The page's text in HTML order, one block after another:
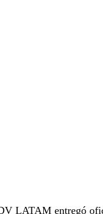
LATAM entregó